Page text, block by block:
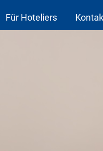
Für Hoteliers